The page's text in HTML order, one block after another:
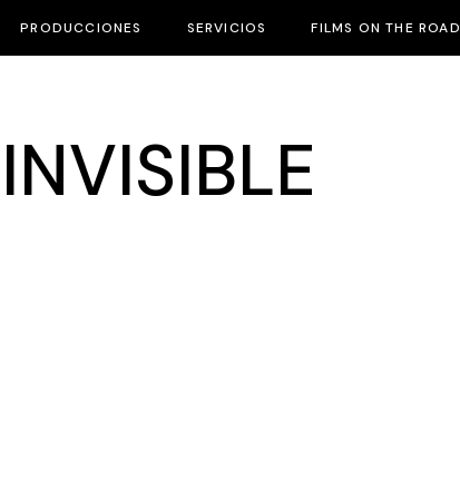
PRODUCCIONES SERVICIOS FILMS ON THE ROAD